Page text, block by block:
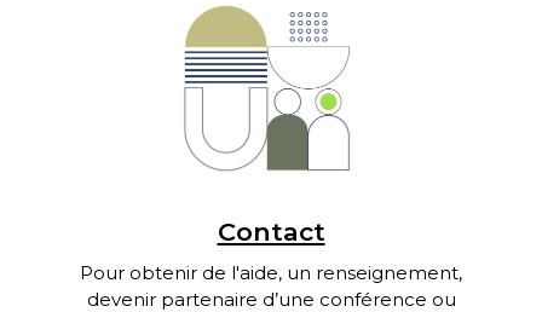
Contact
Pour obtenir de l'aide, un renseignement,
devenir partenaire d’une conférence ou